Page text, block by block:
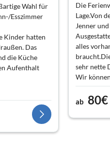
Wahl für
Esszimmer
Kinder hatten
Das
die Küche
Aufenthalt
Die
Lage.Von
Jenner
alles
sehr nette
Wir
empfehlen.
Wir
ab 80€